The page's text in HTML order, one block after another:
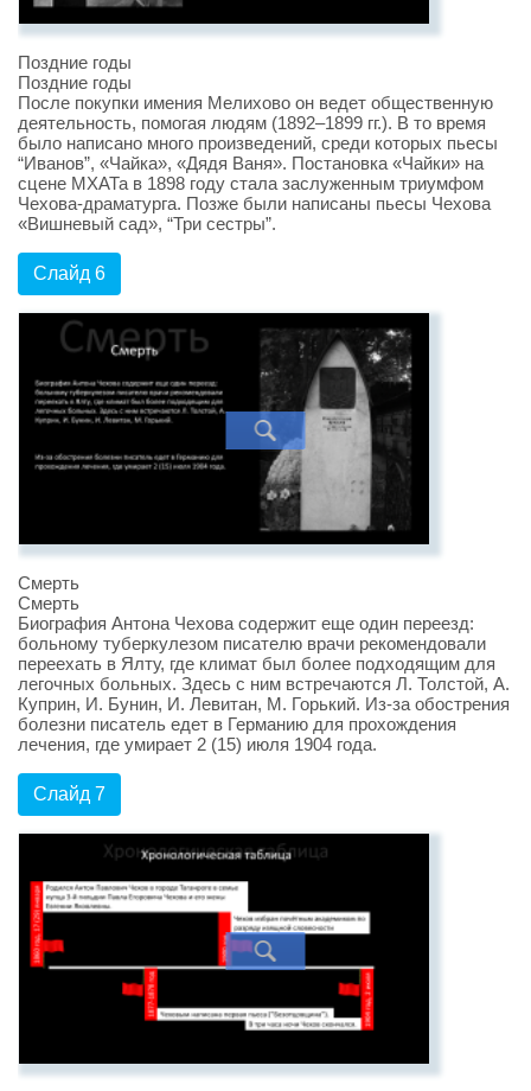
Поздние годы
Поздние годы
После покупки имения Мелихово он ведет общественную
деятельность, помогая людям (1892–1899 гг.). В то время
было написано много произведений, среди которых пьесы
“Иванов”, «Чайка», «Дядя Ваня». Постановка «Чайки» на
сцене МХАТа в 1898 году стала заслуженным триумфом
Чехова-драматурга. Позже были написаны пьесы Чехова
«Вишневый сад», “Три сестры”.
Слайд 6
Смерть
Смерть
Биография Антона Чехова содержит еще один переезд:
больному туберкулезом писателю врачи рекомендовали
переехать в Ялту, где климат был более подходящим для
легочных больных. Здесь с ним встречаются Л. Толстой, А.
Куприн, И. Бунин, И. Левитан, М. Горький. Из-за обострения
болезни писатель едет в Германию для прохождения
лечения, где умирает 2 (15) июля 1904 года.
Слайд 7